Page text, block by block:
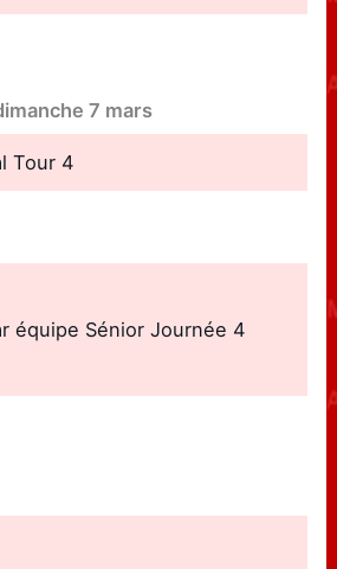
7 mars
Tour 4
équipe Sénior Journée 4